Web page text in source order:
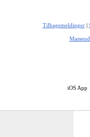
Tilbagemeldinger|
iOS App